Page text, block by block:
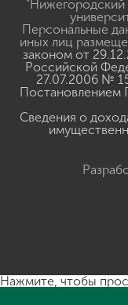
"Нижегородский
Персональные
иных лиц
законом от
Российской
27.07.2006 №
Постановлением
Сведения о
Нажмите, чтобы